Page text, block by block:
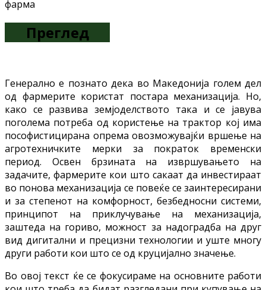
Преглед
Генерално е познато дека во Македонија голем дел
од фармерите користат постара механизација. Но,
како се развива земјоделството така и се јавува
поголема потреба од користење на трактор кој има
пософистицирана опрема овозможувајќи вршење на
агротехничките мерки за пократок временски
период. Освен брзината на извршувањето на
задачите, фармерите кои што сакаат да инвестираат
во понова механизација се повеќе се заинтересирани
и за степенот на комфорност, безбедносни системи,
принципот на приклучување на механизација,
заштеда на гориво, можност за надоградба на друг
вид дигитални и прецизни технологии и уште многу
други работи кои што се од круцијално значење.
Во овој текст ќе се фокусираме на основните работи